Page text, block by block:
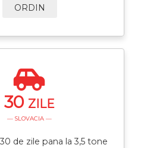
ORDIN
30 ZILE
— SLOVACIA —
de zile pana la 3,5 tone